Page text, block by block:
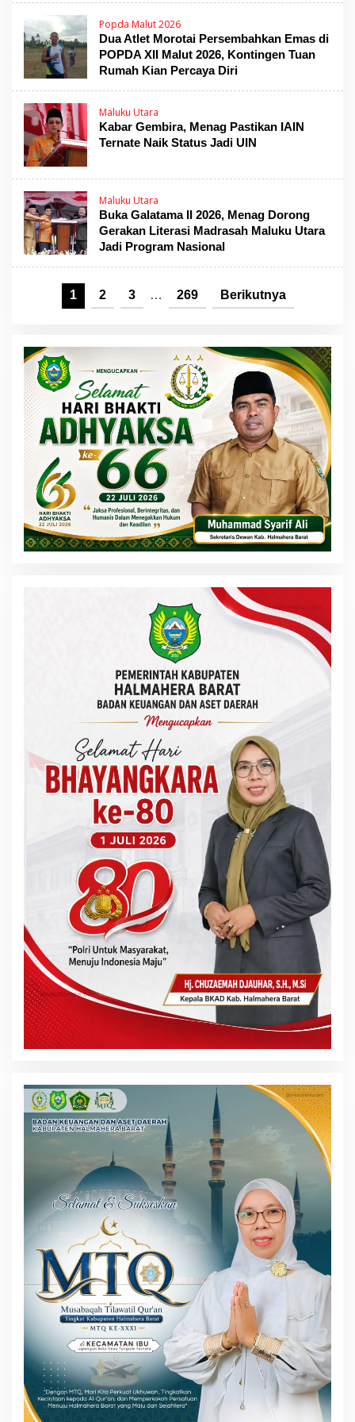
Popda Malut 2026
Dua Atlet Morotai Persembahkan Emas di
POPDA XII Malut 2026, Kontingen Tuan
Rumah Kian Percaya Diri
Maluku Utara
Kabar Gembira, Menag Pastikan IAIN
Ternate Naik Status Jadi UIN
Maluku Utara
Buka Galatama II 2026, Menag Dorong
Gerakan Literasi Madrasah Maluku Utara
Jadi Program Nasional
1 2 3 … 269 Berikutnya